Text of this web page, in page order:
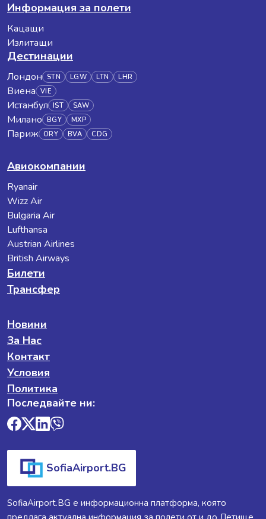
Информация за полети
Кацащи
Излитащи
Дестинации
Лондон STN LGW LTN LHR
Виена VIE
Истанбул IST SAW
Милано BGY MXP
Париж ORY BVA CDG
Авиокомпании
Ryanair
Wizz Air
Bulgaria Air
Lufthansa
Austrian Airlines
British Airways
Билети
Трансфер
Новини
За Нас
Контакт
Условия
Политика
Последвайте ни:
SofiaAirport.BG
SofiaAirport.BG е информационна платформа, която